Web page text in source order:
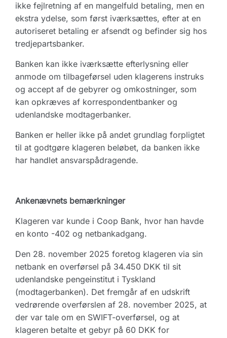
ikke fejlretning af en mangelfuld betaling, men en
ekstra ydelse, som først iværksættes, efter at en
autoriseret betaling er afsendt og befinder sig hos
tredjepartsbanker.
Banken kan ikke iværksætte efterlysning eller
anmode om tilbageførsel uden klagerens instruks
og accept af de gebyrer og omkostninger, som
kan opkræves af korrespondentbanker og
udenlandske modtagerbanker.
Banken er heller ikke på andet grundlag forpligtet
til at godtgøre klageren beløbet, da banken ikke
har handlet ansvarspådragende.
Ankenævnets bemærkninger
Klageren var kunde i Coop Bank, hvor han havde
en konto -402 og netbankadgang.
Den 28. november 2025 foretog klageren via sin
netbank en overførsel på 34.450 DKK til sit
udenlandske pengeinstitut i Tyskland
(modtagerbanken). Det fremgår af en udskrift
vedrørende overførslen af 28. november 2025, at
der var tale om en SWIFT-overførsel, og at
klageren betalte et gebyr på 60 DKK for